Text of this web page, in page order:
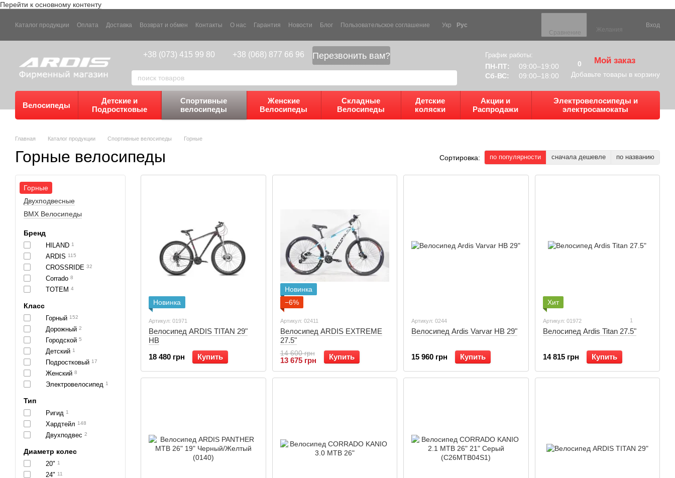
Перейти к основному контенту
Каталог продукции Оплата Доставка Возврат и обмен Контакты О нас Гарантия Новости Блог Пользовательское соглашение Укр
Рус
Сравнение
Желания
Вход
+38 (073) 415 99 80 +38 (068) 877 66 96 Перезвонить вам? График работы:
ПН-ПТ:
09:00–19:00
Сб-ВС:
09:00–18:00
0 Мой заказ
Добавьте товары в корзину
Велосипеды
Детские и
Подростковые
Спортивные
велосипеды
Женские
Велосипеды
Складные
Велосипеды
Детские
коляски
Акции и
Распродажи
Электровелосипеды и
электросамокаты
Главная Каталог продукции Спортивные велосипеды Горные
Горные велосипеды Сортировка: по популярности сначала дешевле по названию
Новинка
Артикул: 01971
Велосипед ARDIS TITAN 29"
HB
18 480 грн
Купить
Новинка
−6%
Артикул: 02411
Велосипед ARDIS EXTREME
27.5"
14 600 грн
13 675 грн Купить
Артикул: 0244
Велосипед Ardis Varvar HB 29"
15 960 грн Купить
Хит
Артикул: 01972 1
Велосипед Ardis Titan 27.5"
14 815 грн Купить
Горные
Двухподвесные
BMX Велосипеды
Бренд
HILAND 1
ARDIS 115
CROSSRIDE 32
Corrado 8
TOTEM 4
Класс
Горный 152
Дорожный 2
Городской 5
Детский 1
Подростковый 17
Женский 8
Электровелосипед 1
Тип
Ригид 1
Хардтейл 148
Двухподвес 2
Диаметр колес
20" 1
24" 11